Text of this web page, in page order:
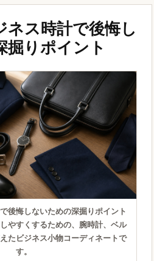
ネス時計で後悔し
掘りポイント
後悔しないための深掘りポイント
やすくするための、腕時計、ベル
たビジネス小物コーディネートで
す。